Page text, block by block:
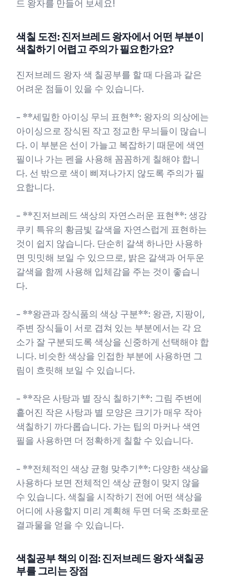
드 왕자를 만들어 보세요!
색칠 도전: 진저브레드 왕자에서 어떤 부분이
색칠하기 어렵고 주의가 필요한가요?
진저브레드 왕자 색 칠공부를 할 때 다음과 같은
어려운 점들이 있을 수 있습니다.
- **세밀한 아이싱 무늬 표현**: 왕자의 의상에는
아이싱으로 장식된 작고 정교한 무늬들이 많습니
다. 이 부분은 선이 가늘고 복잡하기 때문에 색연
필이나 가는 펜을 사용해 꼼꼼하게 칠해야 합니
다. 선 밖으로 색이 삐져나가지 않도록 주의가 필
요합니다.
- **진저브레드 색상의 자연스러운 표현**: 생강
쿠키 특유의 황금빛 갈색을 자연스럽게 표현하는
것이 쉽지 않습니다. 단순히 갈색 하나만 사용하
면 밋밋해 보일 수 있으므로, 밝은 갈색과 어두운
갈색을 함께 사용해 입체감을 주는 것이 좋습니
다.
- **왕관과 장식품의 색상 구분**: 왕관, 지팡이,
주변 장식들이 서로 겹쳐 있는 부분에서는 각 요
소가 잘 구분되도록 색상을 신중하게 선택해야 합
니다. 비슷한 색상을 인접한 부분에 사용하면 그
림이 흐릿해 보일 수 있습니다.
- **작은 사탕과 별 장식 칠하기**: 그림 주변에
흩어진 작은 사탕과 별 모양은 크기가 매우 작아
색칠하기 까다롭습니다. 가는 팁의 마커나 색연
필을 사용하면 더 정확하게 칠할 수 있습니다.
- **전체적인 색상 균형 맞추기**: 다양한 색상을
사용하다 보면 전체적인 색상 균형이 맞지 않을
수 있습니다. 색칠을 시작하기 전에 어떤 색상을
어디에 사용할지 미리 계획해 두면 더욱 조화로운
결과물을 얻을 수 있습니다.
색칠공부 책의 이점: 진저브레드 왕자 색칠공
부를 그리는 장점